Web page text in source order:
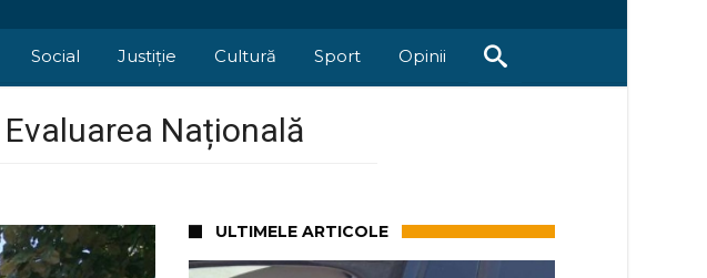
Social Justiție Cultură Sport Opinii
Națională
ULTIMELE ARTICOLE